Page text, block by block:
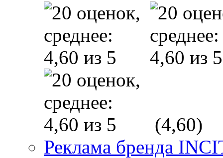
(4,60)
Реклама бренда